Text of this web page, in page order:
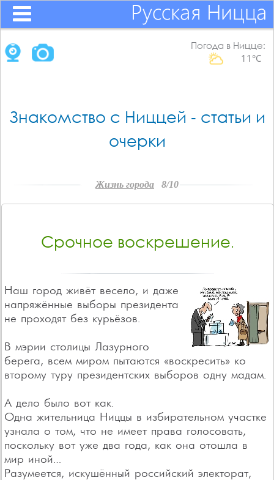
Погода в Ницце:
11°C
Знакомство с Ниццей - статьи и
очерки
Жизнь города 8/10
Срочное воскрешение.
Наш город живёт весело, и даже
напряжённые выборы президента
не проходят без курьёзов.
В мэрии столицы Лазурного
берега, всем миром пытаются «воскресить» ко
второму туру президентских выборов одну мадам.
А дело было вот как.
Одна жительница Ниццы в избирательном участке
узнала о том, что не имеет права голосовать,
поскольку вот уже два года, как она отошла в
мир иной…
Разумеется, искушённый российский электорат,